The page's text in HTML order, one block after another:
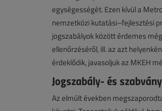
egységességét. Ezen kívül a
nemzetközi kutatási–fejlesztési
jogszabályok között érdemes
ellenőrzéséről, ill. az azt
érdeklődik, javasoljuk az MKEH
Jogszabály- és
Az elmúlt években